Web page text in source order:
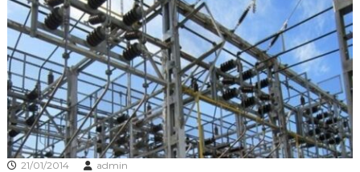
s
d
e
L
l
o
b
r
m
a
c
i
ó
d
'
E
s
p
l
21/01/2014 admin